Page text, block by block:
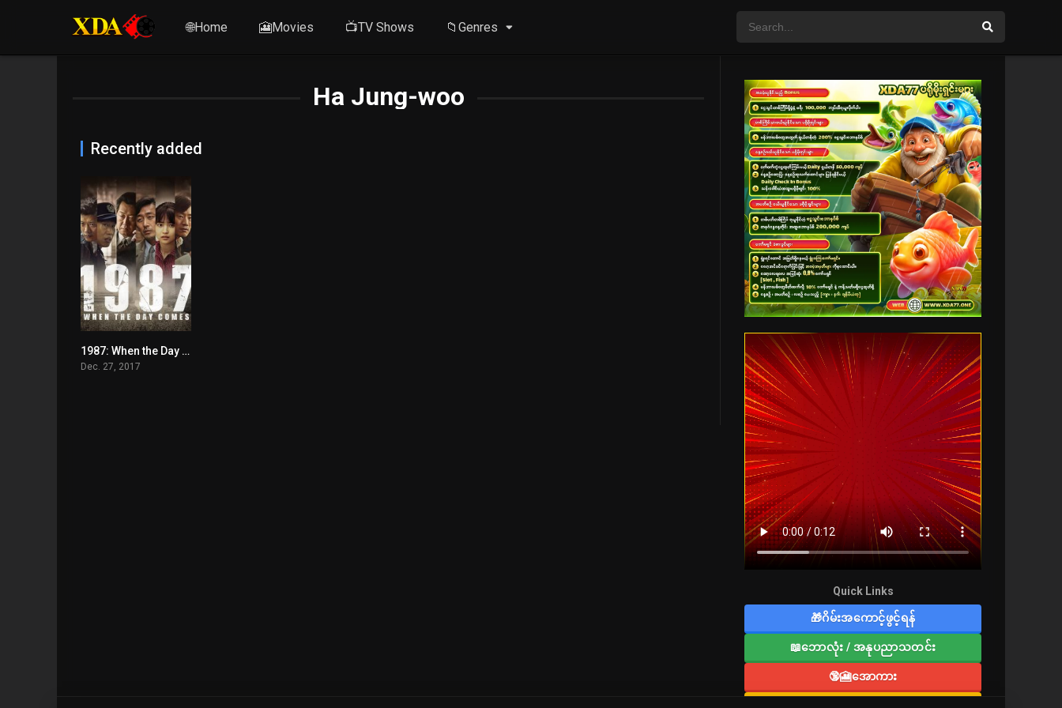
🌐Home 🎦Movies 📺TV Shows 📁Genres
Ha Jung-woo
Recently added
7.81987: When the Day Comes
Dec. 27, 2017
Quick Links
🎁ဂိမ်းအကောင့်ဖွင့်ရန်
📖ဘောလုံး / အနုပညာသတင်း
🔞🎦အောကား